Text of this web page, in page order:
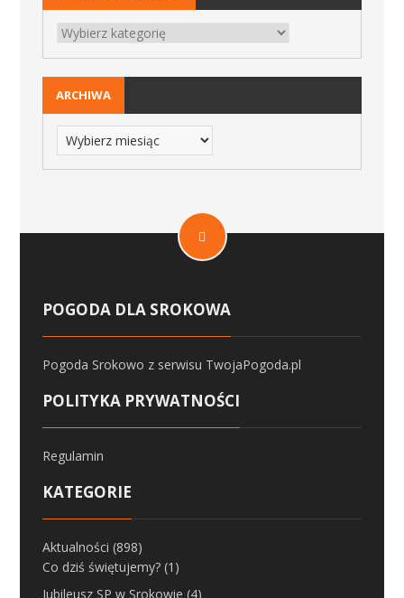
ARCHIWA
POGODA DLA SROKOWA
Pogoda Srokowo z serwisu TwojaPogoda.pl
POLITYKA PRYWATNOŚCI
Regulamin
KATEGORIE
Aktualności (898)
Co dziś świętujemy?(1)
Jubileusz SP w Srokowie (4)